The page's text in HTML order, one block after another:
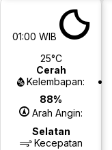
01:00 WIB
25°C
Cerah
Kelembapan:
88%
Arah Angin:
Selatan
Kecepatan